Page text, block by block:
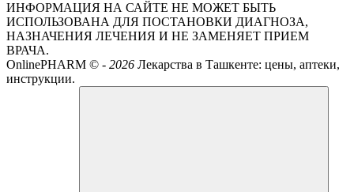
ИНФОРМАЦИЯ НА САЙТЕ НЕ МОЖЕТ БЫТЬ
ИСПОЛЬЗОВАНА ДЛЯ ПОСТАНОВКИ ДИАГНОЗА,
НАЗНАЧЕНИЯ ЛЕЧЕНИЯ И НЕ ЗАМЕНЯЕТ ПРИЕМ
ВРАЧА.
OnlinePHARM © - 2026 Лекарства в Ташкенте: цены, аптеки,
инструкции.